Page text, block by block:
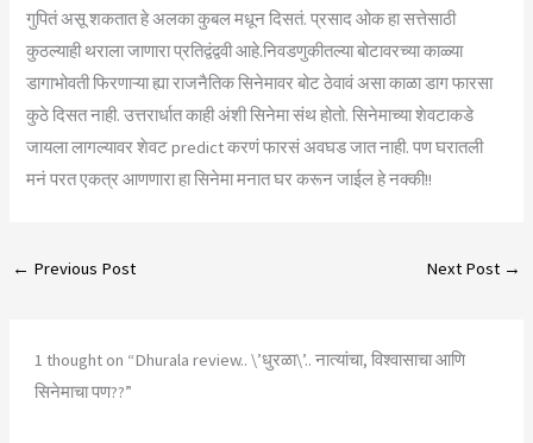
गुपितं असू शकतात हे अलका कुबल मधून दिसतं. प्रसाद ओक हा सत्तेसाठी
कुठल्याही थराला जाणारा प्रतिद्वंद्ववी आहे.निवडणुकीतल्या बोटावरच्या काळ्या
डागाभोवती फिरणाऱ्या ह्या राजनैतिक सिनेमावर बोट ठेवावं असा काळा डाग फारसा
कुठे दिसत नाही. उत्तरार्धात काही अंशी सिनेमा संथ होतो. सिनेमाच्या शेवटाकडे
जायला लागल्यावर शेवट predict करणं फारसं अवघड जात नाही. पण घरातली
मनं परत एकत्र आणणारा हा सिनेमा मनात घर करून जाईल हे नक्की!!
← Previous Post Next Post →
1 thought on “Dhurala review.. \’धुरळा\’.. नात्यांचा, विश्वासाचा आणि
सिनेमाचा पण??”